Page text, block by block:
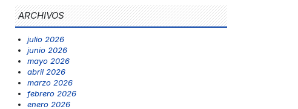
ARCHIVOS
julio 2026
junio 2026
mayo 2026
abril 2026
marzo 2026
febrero 2026
enero 2026